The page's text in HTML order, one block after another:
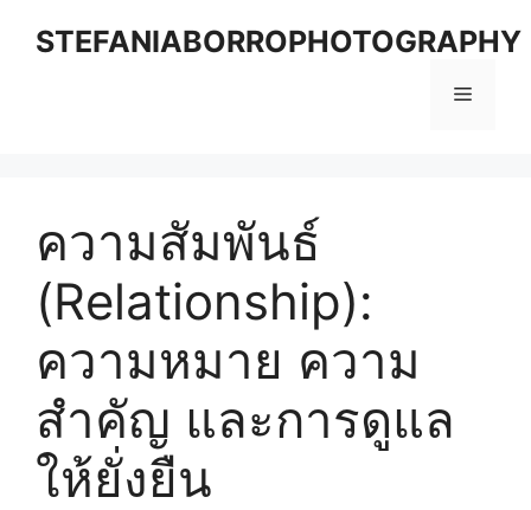
STEFANIABORROPHOTOGRAPHY
Menu
ความสัมพันธ์
(Relationship):
ความหมาย ความ
สำคัญ และการดูแล
ให้ยั่งยืน